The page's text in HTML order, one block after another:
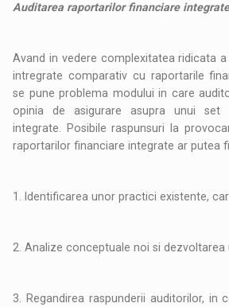
Auditarea raportarilor financiare
Avand in vedere complexitatea ridicata
intregrate comparativ cu raportarile
se pune problema modului in care
opinia de asigurare asupra unui set
integrate. Posibile raspunsuri la
raportarilor financiare integrate ar putea
1. Identificarea unor practici existente,
2. Analize conceptuale noi si
3. Regandirea raspunderii auditorilor, in